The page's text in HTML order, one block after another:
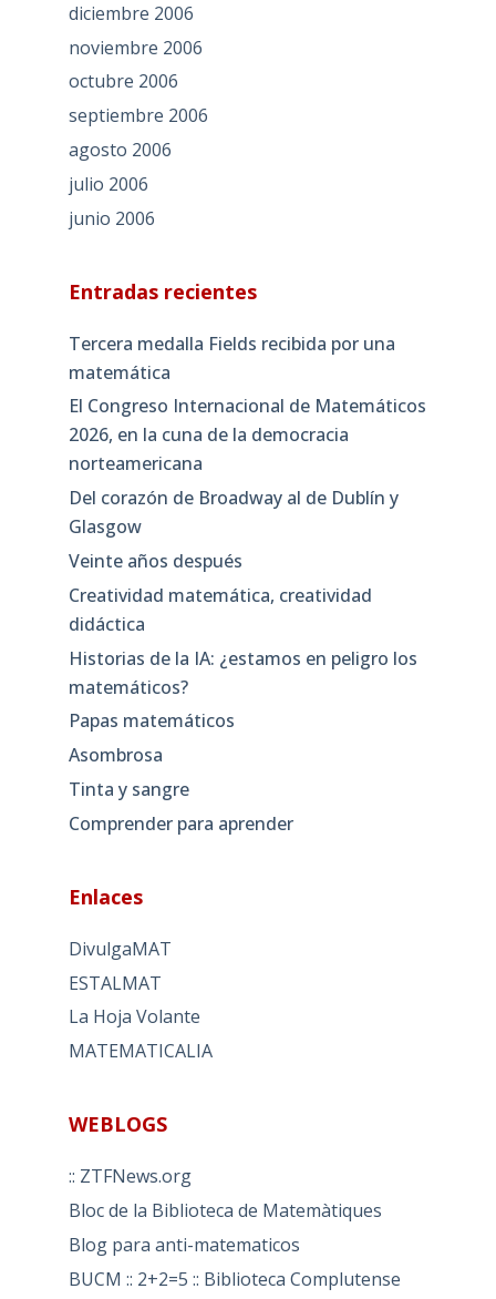
diciembre 2006
noviembre 2006
octubre 2006
septiembre 2006
agosto 2006
julio 2006
junio 2006
Entradas recientes
Tercera medalla Fields recibida por una
matemática
El Congreso Internacional de Matemáticos
2026, en la cuna de la democracia
norteamericana
Del corazón de Broadway al de Dublín y
Glasgow
Veinte años después
Creatividad matemática, creatividad
didáctica
Historias de la IA: ¿estamos en peligro los
matemáticos?
Papas matemáticos
Asombrosa
Tinta y sangre
Comprender para aprender
Enlaces
DivulgaMAT
ESTALMAT
La Hoja Volante
MATEMATICALIA
WEBLOGS
:: ZTFNews.org
Bloc de la Biblioteca de Matemàtiques
Blog para anti-matematicos
BUCM :: 2+2=5 :: Biblioteca Complutense